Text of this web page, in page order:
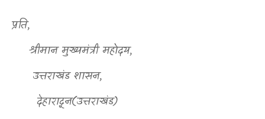
प्रति,
श्रीमान मुख्यमंत्री महोदय,
उत्तराखंड शासन,
देहारादून(उत्तराखंड)